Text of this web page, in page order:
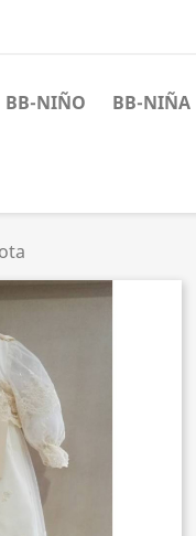
BB-NIÑO BB-NIÑA